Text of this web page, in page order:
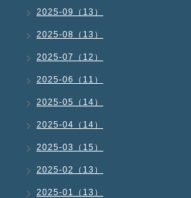
2025-09（13）
2025-08（13）
2025-07（12）
2025-06（11）
2025-05（14）
2025-04（14）
2025-03（15）
2025-02（13）
2025-01（13）